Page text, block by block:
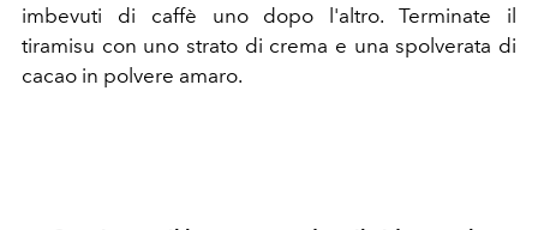
imbevuti di caffè uno dopo l'altro. Terminate il
tiramisu con uno strato di crema e una spolverata di
cacao in polvere amaro.